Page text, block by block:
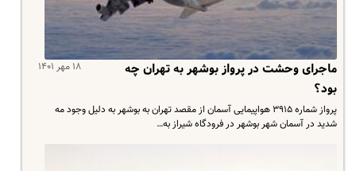
۱۸ مهر ۱۴۰۱
ماجرای وحشت در پرواز بوشهر به تهران چه
بود؟
پرواز شماره ۳۹۱۵ هواپیمایی آسمان از مقصد تهران به بوشهر به دلیل وجود مه
شدید در آسمان شهر بوشهر در فرودگاه شیراز به…